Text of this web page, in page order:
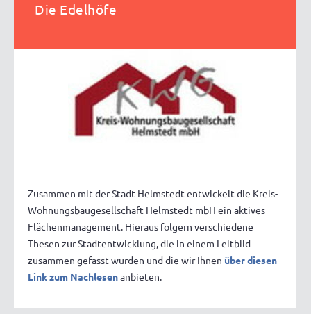
Die Edelhöfe
Zusammen mit der Stadt Helmstedt entwickelt die Kreis-
Wohnungsbaugesellschaft Helmstedt mbH ein aktives
Flächenmanagement. Hieraus folgern verschiedene
Thesen zur Stadtentwicklung, die in einem Leitbild
zusammen gefasst wurden und die wir Ihnen über diesen
Link zum Nachlesenanbieten.